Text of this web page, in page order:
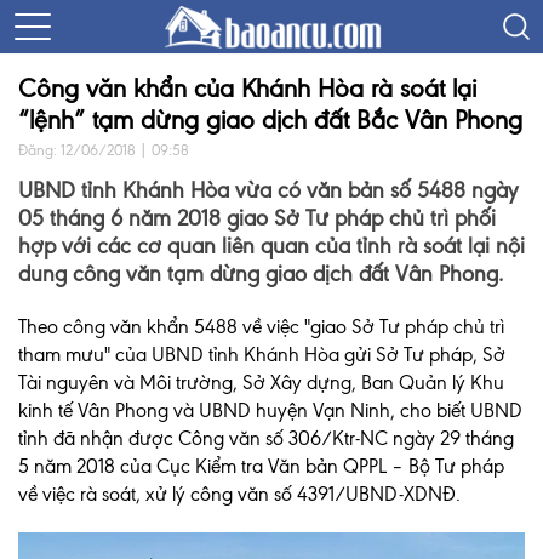
Công văn khẩn của Khánh Hòa rà soát lại
“lệnh” tạm dừng giao dịch đất Bắc Vân Phong
Đăng: 12/06/2018 | 09:58
UBND tỉnh Khánh Hòa vừa có văn bản số 5488 ngày
05 tháng 6 năm 2018 giao Sở Tư pháp chủ trì phối
hợp với các cơ quan liên quan của tỉnh rà soát lại nội
dung công văn tạm dừng giao dịch đất Vân Phong.
Theo công văn khẩn 5488 về việc "giao Sở Tư pháp chủ trì
tham mưu" của UBND tỉnh Khánh Hòa gửi Sở Tư pháp, Sở
Tài nguyên và Môi trường, Sở Xây dựng, Ban Quản lý Khu
kinh tế Vân Phong và UBND huyện Vạn Ninh, cho biết UBND
tỉnh đã nhận được Công văn số 306/Ktr-NC ngày 29 tháng
5 năm 2018 của Cục Kiểm tra Văn bản QPPL – Bộ Tư pháp
về việc rà soát, xử lý công văn số 4391/UBND-XDNĐ.